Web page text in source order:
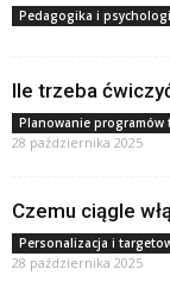
Pedagogika i
Ile trzeba
Planowanie
28 października 2025
Czemu ciągle
Personalizacja i
28 października 2025